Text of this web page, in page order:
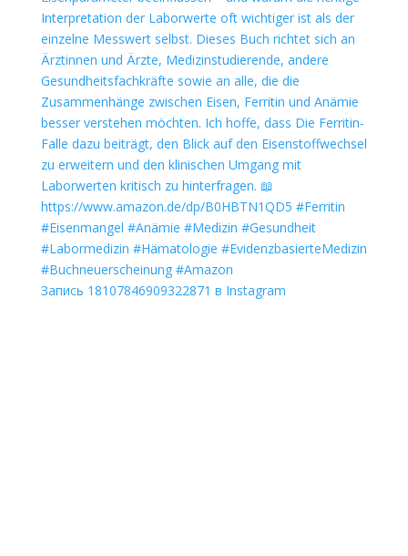
Запись 18107846909322871 в Instagram